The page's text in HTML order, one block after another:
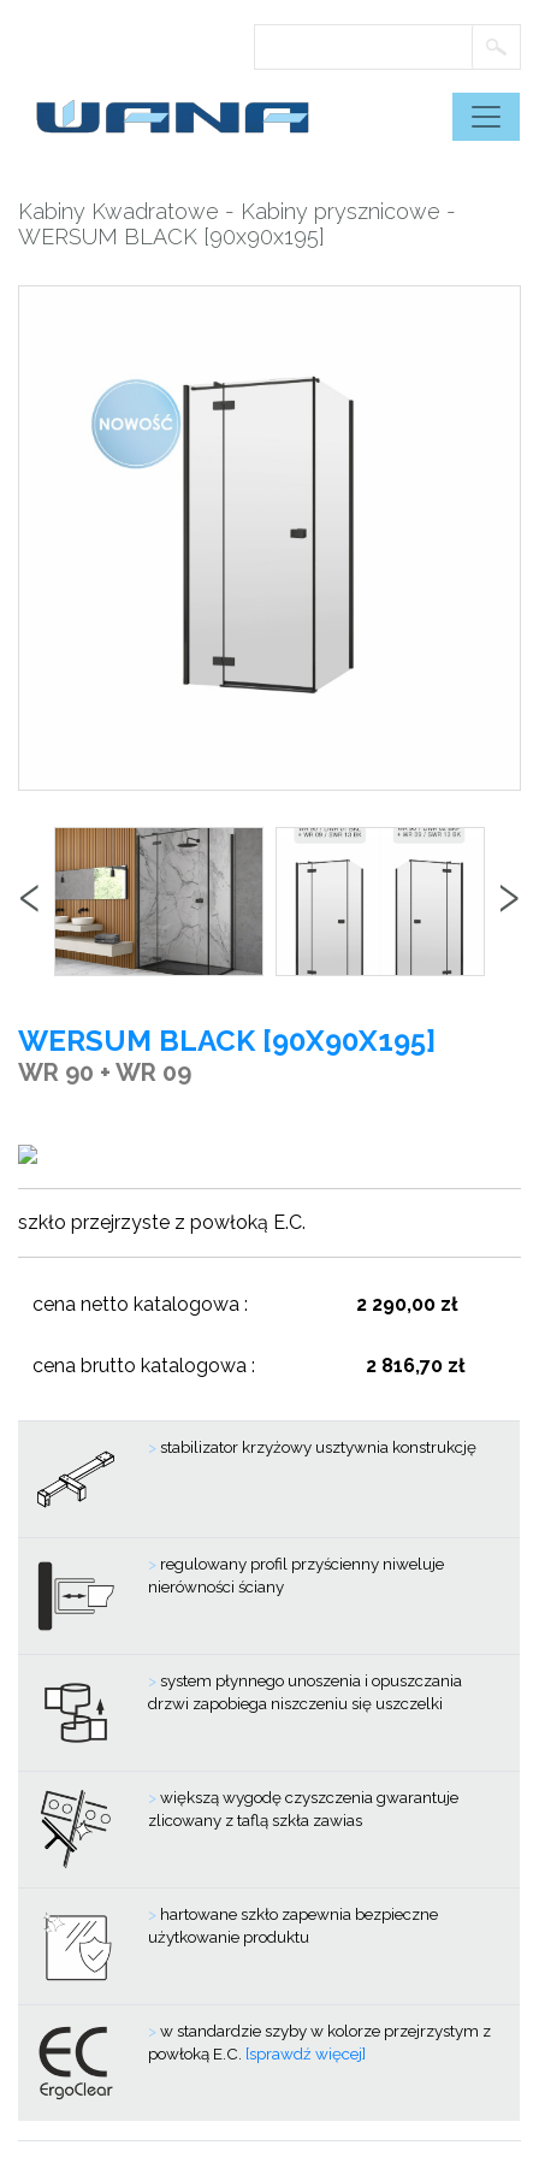
Kabiny Kwadratowe - Kabiny prysznicowe -
WERSUM BLACK [90x90x195]
‹ ›
WERSUM BLACK [90X90X195]
WR 90 + WR 09
szkło przejrzyste z powłoką E.C.
cena netto katalogowa : 2 290,00 zł
cena brutto katalogowa : 2 816,70 zł
>stabilizator krzyżowy usztywnia konstrukcję
> regulowany profil przyścienny niweluje
nierówności ściany
>system płynnego unoszenia i opuszczania
drzwi zapobiega niszczeniu się uszczelki
>większą wygodę czyszczenia gwarantuje
zlicowany z taflą szkła zawias
> hartowane szkło zapewnia bezpieczne
użytkowanie produktu
>w standardzie szyby w kolorze przejrzystym z
powłoką E.C. [sprawdź więcej]